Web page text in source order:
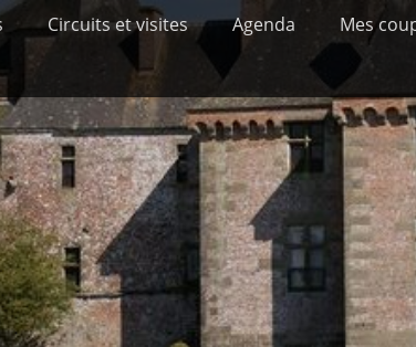
Circuits et visites Agenda Mes